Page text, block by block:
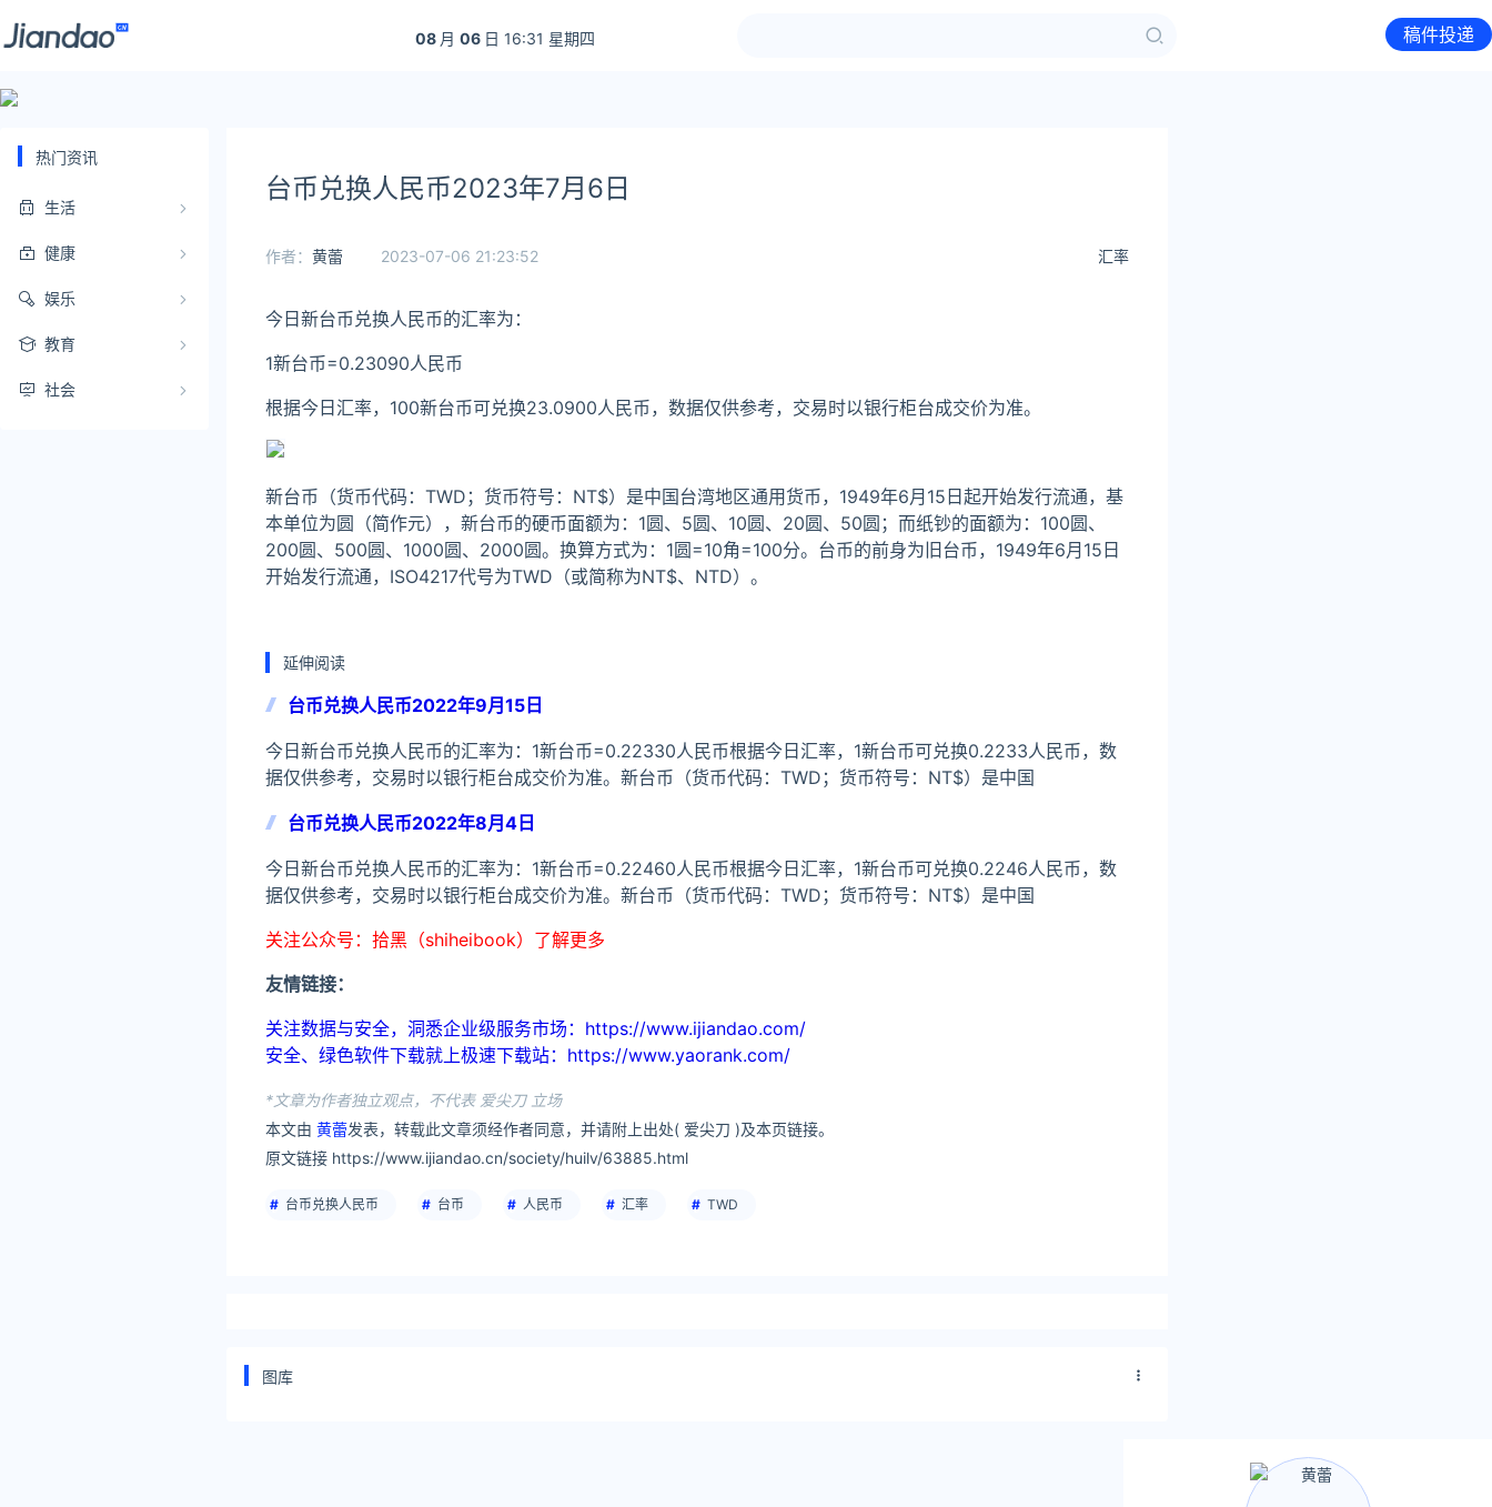
08 月 06 日 16:31 星期四 稿件投递
热门资讯
生活
健康
娱乐
教育
社会
台币兑换人民币2023年7月6日
汇率
作者： 黄蕾 2023-07-06 21:23:52
今日新台币兑换人民币的汇率为：
1新台币=0.23090人民币
根据今日汇率，100新台币可兑换23.0900人民币，数据仅供参考，交易时以银行柜台成交价为准。
新台币（货币代码：TWD；货币符号：NT$）是中国台湾地区通用货币，1949年6月15日起开始发行流通，基
本单位为圆（简作元），新台币的硬币面额为：1圆、5圆、10圆、20圆、50圆；而纸钞的面额为：100圆、
200圆、500圆、1000圆、2000圆。换算方式为：1圆=10角=100分。台币的前身为旧台币，1949年6月15日
开始发行流通，ISO4217代号为TWD（或简称为NT$、NTD）。
延伸阅读
台币兑换人民币2022年9月15日
今日新台币兑换人民币的汇率为：1新台币=0.22330人民币根据今日汇率，1新台币可兑换0.2233人民币，数
据仅供参考，交易时以银行柜台成交价为准。新台币（货币代码：TWD；货币符号：NT$）是中国
台币兑换人民币2022年8月4日
今日新台币兑换人民币的汇率为：1新台币=0.22460人民币根据今日汇率，1新台币可兑换0.2246人民币，数
据仅供参考，交易时以银行柜台成交价为准。新台币（货币代码：TWD；货币符号：NT$）是中国
关注公众号：拾黑（shiheibook）了解更多
友情链接：
关注数据与安全，洞悉企业级服务市场：https://www.ijiandao.com/
安全、绿色软件下载就上极速下载站：https://www.yaorank.com/
*文章为作者独立观点，不代表 爱尖刀 立场
本文由 黄蕾发表，转载此文章须经作者同意，并请附上出处( 爱尖刀 )及本页链接。
原文链接 https://www.ijiandao.cn/society/huilv/63885.html
台币兑换人民币 台币 人民币 汇率 TWD
图库